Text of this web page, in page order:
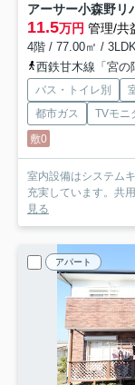
アーサー小森野リ
11.5万円 管理/共
4階 / 77.00㎡ /
西鉄甘木線「宮の
バス・トイレ別
都市ガス
TVモニ
敷0
室内設備はシステム
充実しています。共
見る
アパート